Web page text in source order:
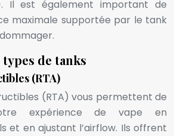
Il est également important de
maximale supportée par le tank
de tanks
(RTA)
(RTA) vous permettent de
expérience de vape en
et en ajustant l’airflow. Ils offrent